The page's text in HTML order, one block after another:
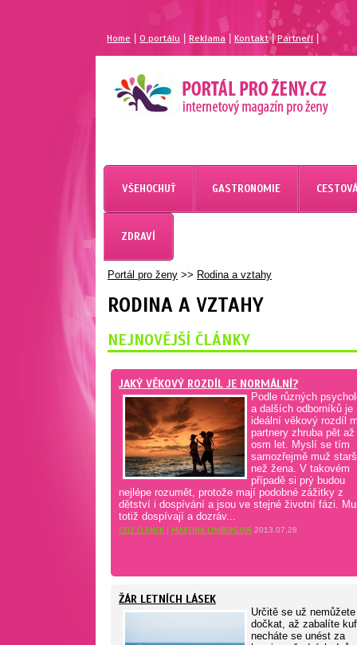
Home |O portálu Reklama Kontakt| Partneří
VŠEHOCHUŤ GASTRONOMIE
ZDRAVÍ
Portál pro ženy >> Rodina a vztahy
RODINA A VZTAHY
NEJNOVĚJŠÍ ČLÁNKY
JAKÝ VĚKOVÝ ROZDÍL JE NORMÁLNÍ?
Podle různých
a dalších odborníků je
ideální věkový rozdíl
partnery zhruba pět až
osm let. Myslí se tím
samozřejmě muž
než žena. V takovém
případě si prý budou
nejlépe rozumět, protože mají podobné zážitky z
dětství i dospívání a jsou ve stejné životní fázi.
totiž dospívají a dozráv...
CELÝ ČLÁNEK | MARTINA LIMBERGOVÁ 2013.07.28
ŽÁR LETNÍCH LÁSEK
Určitě se už nemůžete
dočkat, až zabalíte
necháte se unést za